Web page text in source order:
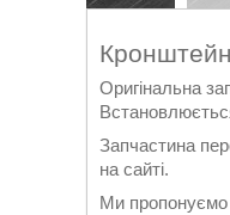
Оригінальна
Запчастина
на сайті.
Ми пропонуємо